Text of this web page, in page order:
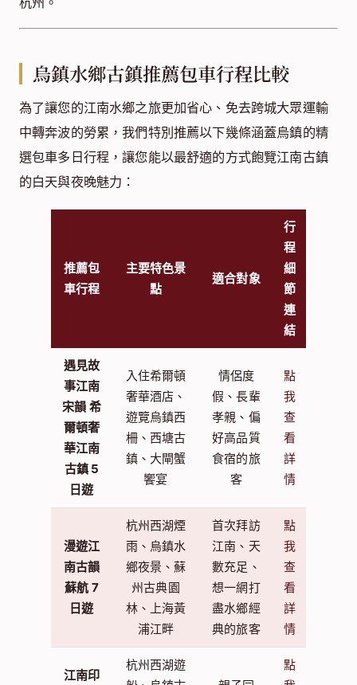
覽東柵（看木雕、染坊傳統文化） → 下午進入西柵景區
（逛老街、看搖櫓船） → 景區內享用道地水鄉晚餐（如
吧聽歌微醺 → 入住西柵景區客棧，或深夜包車安全返回
杭州。
烏鎮水鄉古鎮推薦包車行程比較
為了讓您的江南水鄉之旅更加省心、免去跨城大眾運輸
中轉奔波的勞累，我們特別推薦以下幾條涵蓋烏鎮的精
選包車多日行程，讓您能以最舒適的方式飽覽江南古鎮
的白天與夜晚魅力：
推薦包
車行程
主要特色景
點
適合對象
行
細
節
連
結
遇見故
事江南
華江南
古鎮 5
日遊
入住希爾頓
遊覽烏鎮西
柵、西塘古
鎮、大閘蟹
饗宴
情侶度
孝親、偏
好高品質
食宿的旅
客
點
查
看
詳
情
漫遊江
南古韻
杭州西湖煙
雨、烏鎮水
鄉夜景、蘇
首次拜訪
江南、天
點
我
查